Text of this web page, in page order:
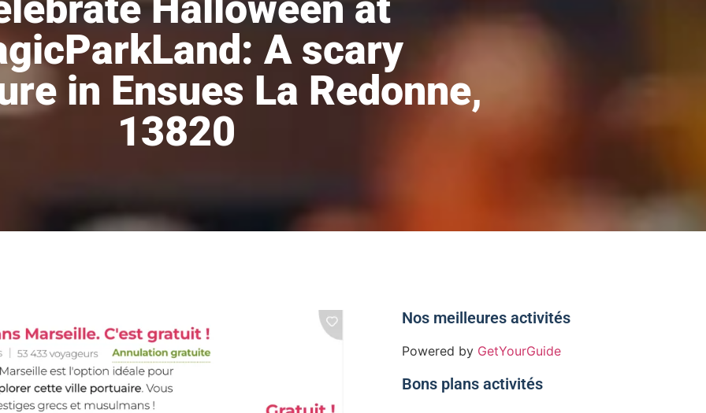
A scary
in Ensues La Redonne,
13820
Nos meilleures activités
Powered by GetYourGuide
Bons plans activités